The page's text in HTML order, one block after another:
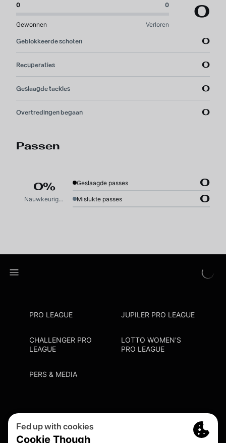
0 0
Gewonnen Verloren
0
Geblokkeerde schoten 0
Recuperaties 0
Geslaagde tackles 0
Overtredingen begaan 0
Passen
0%
Nauwkeurigheid
Geslaagde passes 0
Mislukte passes 0
PRO LEAGUE JUPILER PRO LEAGUE
CHALLENGER PRO
LEAGUE
LOTTO WOMEN'S
PRO LEAGUE
PERS & MEDIA